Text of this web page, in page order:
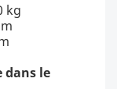
kg
dans le